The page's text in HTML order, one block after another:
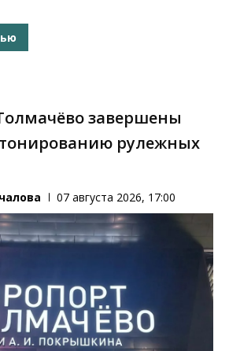
завершены
рулежных
07 августа 2026, 17:00